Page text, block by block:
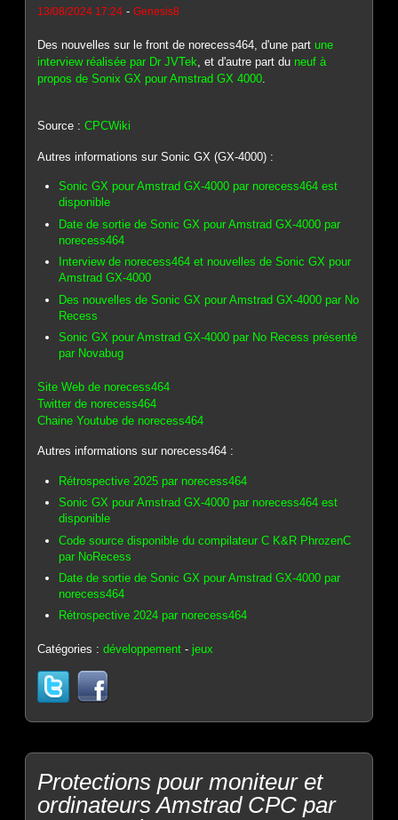
13/08/2024 17:24 -Genesis8
Des nouvelles sur le front de norecess464, d'une partune
interview réalisée par Dr JVTek , et d'autre part du neuf à
propos de Sonix GX pour Amstrad GX 4000
Source :CPCWiki
Autres informations sur Sonic GX (GX-4000) :
Sonic GX pour Amstrad GX-4000 par norecess464 est
disponible
Date de sortie de Sonic GX pour Amstrad GX-4000 par
norecess464
Interview de norecess464 et nouvelles de Sonic GX pour
Amstrad GX-4000
Des nouvelles de Sonic GX pour Amstrad GX-4000 par No
Recess
Sonic GX pour Amstrad GX-4000 par No Recess présenté
par Novabug
Site Web de norecess464
Twitter de norecess464
Chaine Youtube de norecess464
Autres informations sur norecess464 :
Rétrospective 2025 par norecess464
Sonic GX pour Amstrad GX-4000 par norecess464 est
disponible
Code source disponible du compilateur C K&R PhrozenC
par NoRecess
Date de sortie de Sonic GX pour Amstrad GX-4000 par
norecess464
Rétrospective 2024 par norecess464
Catégories :développement -jeux
Protections pour moniteur et
ordinateurs Amstrad CPC par